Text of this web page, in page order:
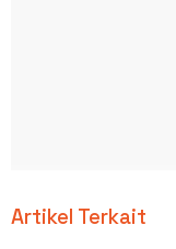
Artikel Terkait